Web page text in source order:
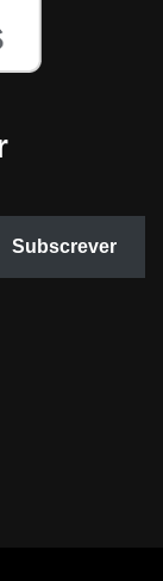
Subscrever